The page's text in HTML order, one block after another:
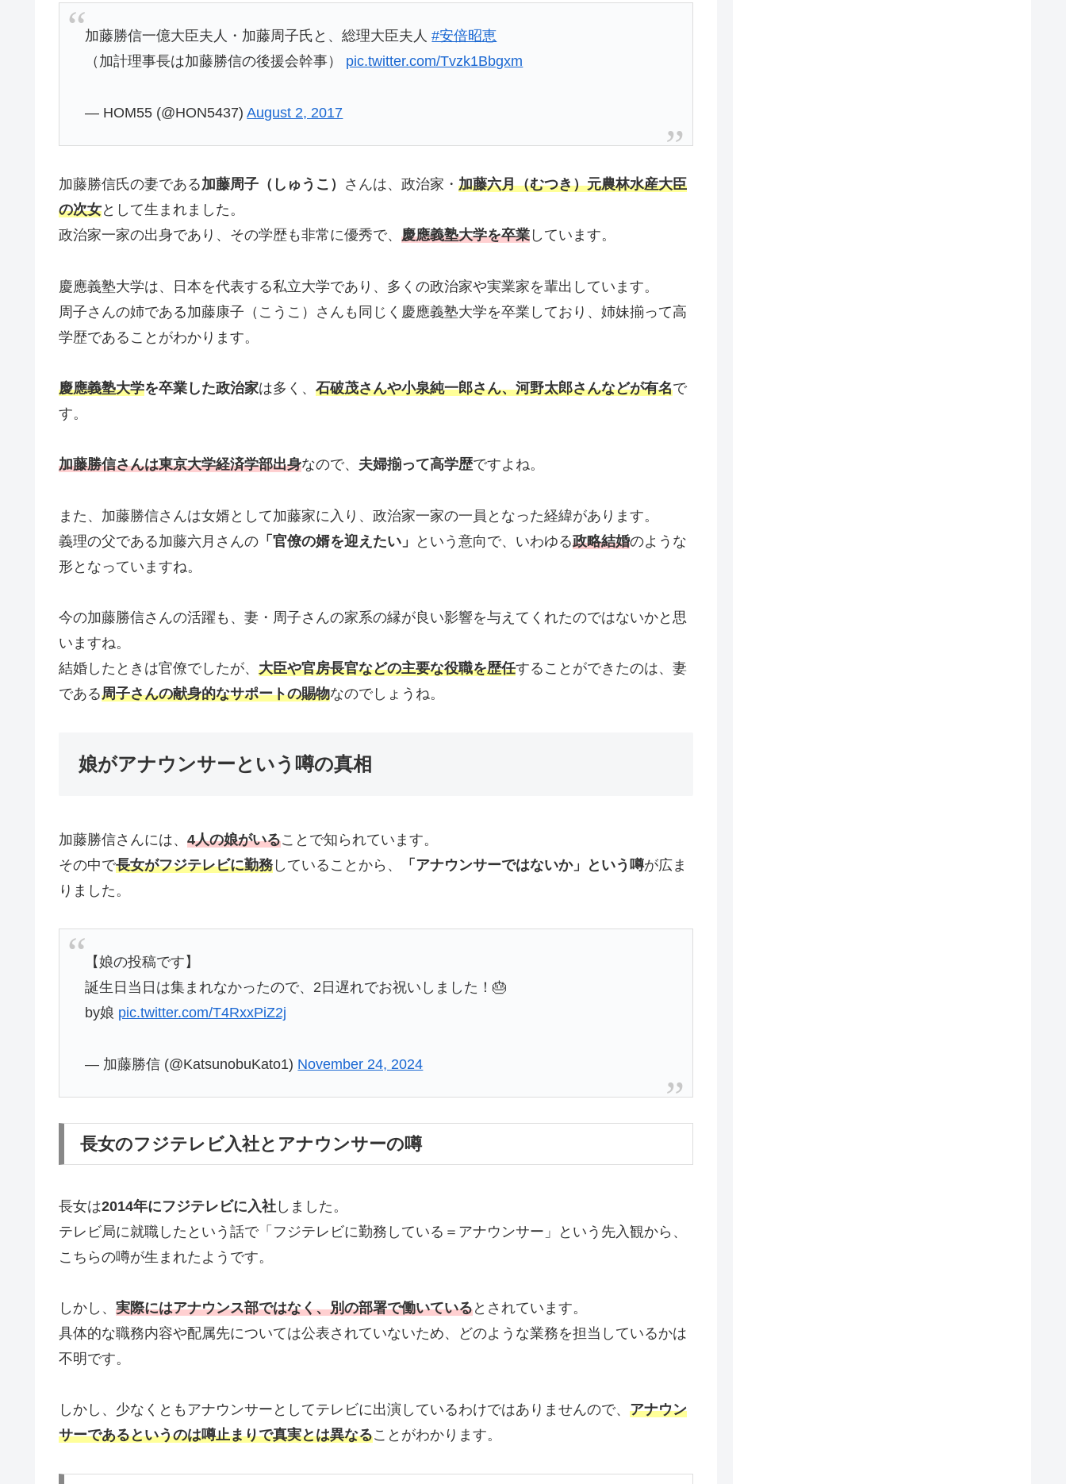
加藤勝信一億大臣夫人・加藤周子氏と、総理大臣夫人#安倍昭恵
（加計理事長は加藤勝信の後援会幹事） pic.twitter.com/Tvzk1Bbgxm
— HOM55 (@HON5437)August 2, 2017
加藤勝信氏の妻である加藤周子（しゅうこ） さんは、政治家・ 加藤六月（むつき）元農林水産大臣
の次女として生まれました。
政治家一家の出身であり、その学歴も非常に優秀で、 慶應義塾大学を卒業 しています。
慶應義塾大学は、日本を代表する私立大学であり、多くの政治家や実業家を輩出しています。
周子さんの姉である加藤康子（こうこ）さんも同じく慶應義塾大学を卒業しており、姉妹揃って高
学歴であることがわかります。
慶應義塾大学を卒業した政治家は多く、 石破茂さんや小泉純一郎さん、河野太郎さんなどが有名で
す。
加藤勝信さんは東京大学経済学部出身なので、 夫婦揃って高学歴ですよね。
また、加藤勝信さんは女婿として加藤家に入り、政治家一家の一員となった経緯があります。
義理の父である加藤六月さんの 「官僚の婿を迎えたい」 という意向で、いわゆる政略結婚のような
形となっていますね。
今の加藤勝信さんの活躍も、妻・周子さんの家系の縁が良い影響を与えてくれたのではないかと思
いますね。
結婚したときは官僚でしたが、 大臣や官房長官などの主要な役職を歴任することができたのは、妻
である周子さんの献身的なサポートの賜物なのでしょうね。
娘がアナウンサーという噂の真相
加藤勝信さんには、 4人の娘がいることで知られています。
その中で長女がフジテレビに勤務 していることから、 「アナウンサーではないか」という噂が広ま
りました。
【娘の投稿です】
誕生日当日は集まれなかったので、2日遅れでお祝いしました！🎂
by娘 pic.twitter.com/T4RxxPiZ2j
— 加藤勝信 (@KatsunobuKato1) November 24, 2024
長女のフジテレビ入社とアナウンサーの噂
長女は2014年にフジテレビに入社 しました。
テレビ局に就職したという話で「フジテレビに勤務している＝アナウンサー」という先入観から、
こちらの噂が生まれたようです。
しかし、 実際にはアナウンス部ではなく、別の部署で働いているとされています。
具体的な職務内容や配属先については公表されていないため、どのような業務を担当しているかは
不明です。
しかし、少なくともアナウンサーとしてテレビに出演しているわけではありませんので、 アナウン
サーであるというのは噂止まりで真実とは異なることがわかります。